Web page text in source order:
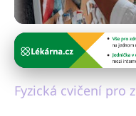
Vliv fyzické aktivity na
Cvičení
Fyzická cvičení pro